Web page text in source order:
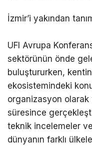
İzmir’i yakından
UFI Avrupa
sektörünün önde
buluştururken,
ekosistemindeki
organizasyon olarak
süresince
teknik incelemeler
dünyanın farklı